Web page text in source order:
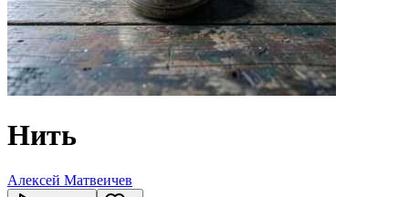
Нить
Алексей Матвеичев